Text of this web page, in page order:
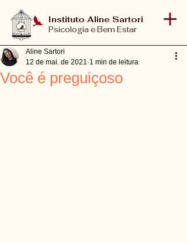
Instituto Aline Sartori
Psicologia e Bem Estar
Você é preguiçoso
Aline Sartori
12 de mai. de 2021 1 min de leitura